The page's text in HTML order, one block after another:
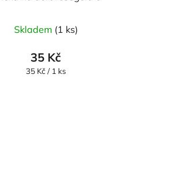
Skladem (1 ks)
35 Kč
Měrná
35 Kč / 1 ks